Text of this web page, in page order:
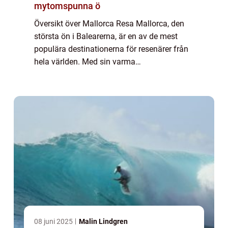
mytomspunna ö
Översikt över Mallorca Resa Mallorca, den
största ön i Balearerna, är en av de mest
populära destinationerna för resenärer från
hela världen. Med sin varma
08 juni 2025 Malin Lindgren